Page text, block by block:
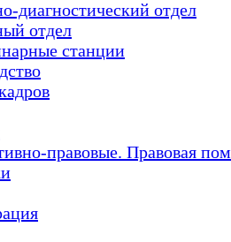
диагностический отдел
отдел
станции
правовые. Правовая